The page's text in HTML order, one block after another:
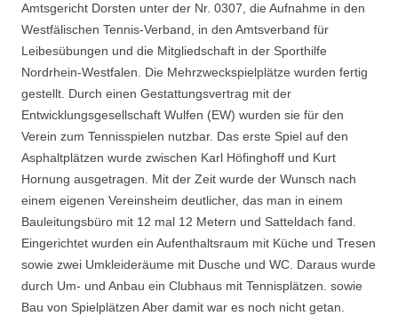
Amtsgericht Dorsten unter der Nr. 0307, die Aufnahme in den
Westfälischen Tennis-Verband, in den Amtsverband für
Leibesübungen und die Mitgliedschaft in der Sporthilfe
Nordrhein-Westfalen. Die Mehrzweckspielplätze wurden fertig
gestellt. Durch einen Gestattungsvertrag mit der
Entwicklungsgesellschaft Wulfen (EW) wurden sie für den
Verein zum Tennisspielen nutzbar. Das erste Spiel auf den
Asphaltplätzen wurde zwischen Karl Höfinghoff und Kurt
Hornung ausgetragen. Mit der Zeit wurde der Wunsch nach
einem eigenen Vereinsheim deutlicher, das man in einem
Bauleitungsbüro mit 12 mal 12 Metern und Satteldach fand.
Eingerichtet wurden ein Aufenthaltsraum mit Küche und Tresen
sowie zwei Umkleideräume mit Dusche und WC. Daraus wurde
durch Um- und Anbau ein Clubhaus mit Tennisplätzen. sowie
Bau von Spielplätzen Aber damit war es noch nicht getan.